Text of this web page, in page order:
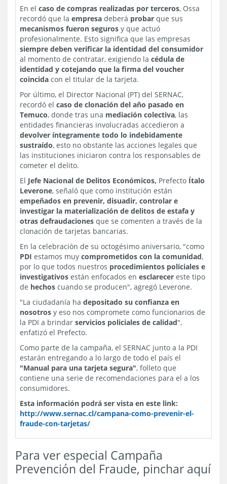
En el caso de compras realizadas por terceros, Ossa
recordó que la empresa deberá probar que sus
mecanismos fueron seguros y que actuó
profesionalmente. Esto significa que las empresas
siempre deben verificar la identidad del consumidor
al momento de contratar, exigiendo la cédula de
identidad y cotejando que la firma del voucher
coincida con el titular de la tarjeta.
Por último, el Director Nacional (PT) del SERNAC,
recordó el caso de clonación del año pasado en
Temuco, donde tras una mediación colectiva, las
entidades financieras involucradas accedieron a
devolver íntegramente todo lo indebidamente
sustraído, esto no obstante las acciones legales que
las instituciones iniciaron contra los responsables de
cometer el delito.
El Jefe Nacional de Delitos Económicos, Prefecto Ítalo
Leverone, señaló que como institución están
empeñados en prevenir, disuadir, controlar e
investigar la materialización de delitos de estafa y
otras defraudaciones que se comenten a través de la
clonación de tarjetas bancarias.
En la celebración de su octogésimo aniversario, "como
PDI estamos muy comprometidos con la comunidad,
por lo que todos nuestros procedimientos policiales e
investigativos están enfocados en esclarecer este tipo
de hechos cuando se producen", agregó Leverone.
"La ciudadanía ha depositado su confianza en
nosotros y eso nos compromete como funcionarios de
la PDI a brindar servicios policiales de calidad",
enfatizó el Prefecto.
Como parte de la campaña, el SERNAC junto a la PDI
estarán entregando a lo largo de todo el país el
"Manual para una tarjeta segura", folleto que
contiene una serie de recomendaciones para el a los
consumidores.
Esta información podrá ser vista en este link:
http://www.sernac.cl/campana-como-prevenir-el-
fraude-con-tarjetas/
Para ver especial Campaña
Prevención del Fraude, pinchar aquí